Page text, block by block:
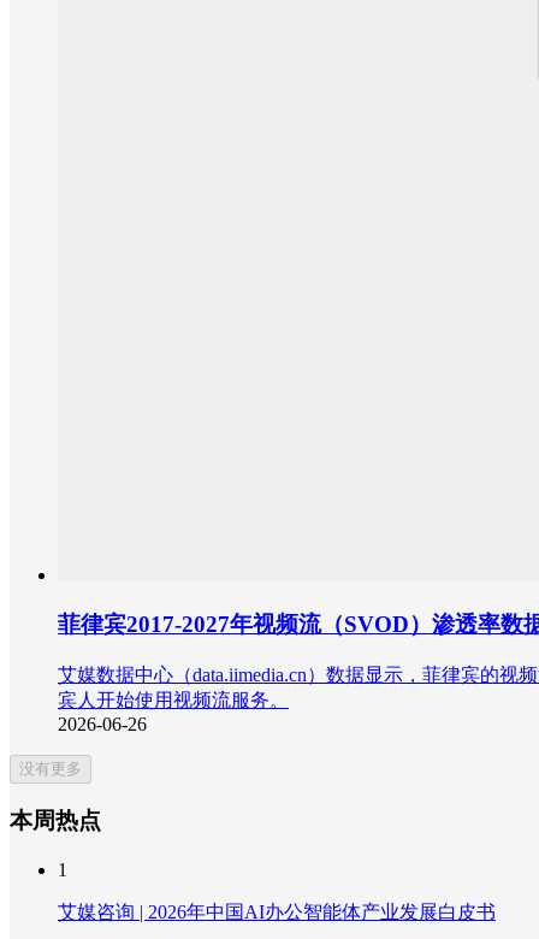
菲律宾2017-2027年视频流（SVOD）渗透率
艾媒数据中心（data.iimedia.cn）数据显示，菲律宾的视
宾人开始使用视频流服务。
2026-06-26
没有更多
本周热点
1
艾媒咨询 | 2026年中国AI办公智能体产业发展白皮书